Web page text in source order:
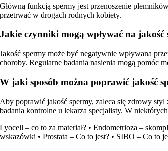
Główną funkcją spermy jest przenoszenie
przetrwać w drogach rodnych kobiety.
Jakie czynniki mogą wpływać na jakość
Jakość spermy może być negatywnie wpływana
choroby. Regularne badania nasienia mogą pomóc
W jaki sposób można poprawić jakość
Aby poprawić jakość spermy, zaleca się zdrowy
badania kontrolne u lekarza specjalisty. W
Lyocell – co to za materiał? • Endometrioza –
wskazówki • Prostata – Co to jest? • SIBO – Co to